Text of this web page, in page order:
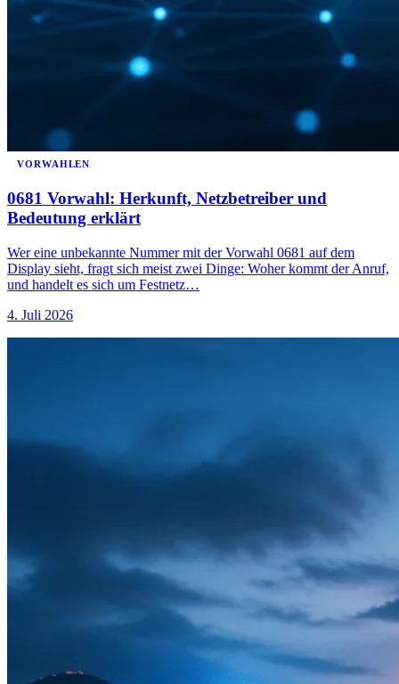
VORWAHLEN
0681 Vorwahl: Herkunft, Netzbetreiber und
Bedeutung erklärt
Wer eine unbekannte Nummer mit der Vorwahl 0681 auf dem
Display sieht, fragt sich meist zwei Dinge: Woher kommt der Anruf,
und handelt es sich um Festnetz…
4. Juli 2026